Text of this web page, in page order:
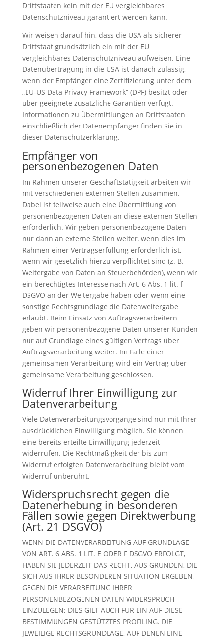
Drittstaaten kein mit der EU vergleichbares
Datenschutzniveau garantiert werden kann.
Wir weisen darauf hin, dass die USA als sicherer
Drittstaat grundsätzlich ein mit der EU
vergleichbares Datenschutzniveau aufweisen. Eine
Datenübertragung in die USA ist danach zulässig,
wenn der Empfänger eine Zertifizierung unter dem
„EU-US Data Privacy Framework“ (DPF) besitzt oder
über geeignete zusätzliche Garantien verfügt.
Informationen zu Übermittlungen an Drittstaaten
einschließlich der Datenempfänger finden Sie in
dieser Datenschutzerklärung.
Empfänger von
personenbezogenen Daten
Im Rahmen unserer Geschäftstätigkeit arbeiten wir
mit verschiedenen externen Stellen zusammen.
Dabei ist teilweise auch eine Übermittlung von
personenbezogenen Daten an diese externen Stellen
erforderlich. Wir geben personenbezogene Daten
nur dann an externe Stellen weiter, wenn dies im
Rahmen einer Vertragserfüllung erforderlich ist,
wenn wir gesetzlich hierzu verpflichtet sind (z. B.
Weitergabe von Daten an Steuerbehörden), wenn wir
ein berechtigtes Interesse nach Art. 6 Abs. 1 lit. f
DSGVO an der Weitergabe haben oder wenn eine
sonstige Rechtsgrundlage die Datenweitergabe
erlaubt. Beim Einsatz von Auftragsverarbeitern
geben wir personenbezogene Daten unserer Kunden
nur auf Grundlage eines gültigen Vertrags über
Auftragsverarbeitung weiter. Im Falle einer
gemeinsamen Verarbeitung wird ein Vertrag über
gemeinsame Verarbeitung geschlossen.
Widerruf Ihrer Einwilligung zur
Datenverarbeitung
Viele Datenverarbeitungsvorgänge sind nur mit Ihrer
ausdrücklichen Einwilligung möglich. Sie können
eine bereits erteilte Einwilligung jederzeit
widerrufen. Die Rechtmäßigkeit der bis zum
Widerruf erfolgten Datenverarbeitung bleibt vom
Widerruf unberührt.
Widerspruchsrecht gegen die
Datenerhebung in besonderen
Fällen sowie gegen Direktwerbung
(Art. 21 DSGVO)
WENN DIE DATENVERARBEITUNG AUF GRUNDLAGE
VON ART. 6 ABS. 1 LIT. E ODER F DSGVO ERFOLGT,
HABEN SIE JEDERZEIT DAS RECHT, AUS GRÜNDEN, DIE
SICH AUS IHRER BESONDEREN SITUATION ERGEBEN,
GEGEN DIE VERARBEITUNG IHRER
PERSONENBEZOGENEN DATEN WIDERSPRUCH
EINZULEGEN; DIES GILT AUCH FÜR EIN AUF DIESE
BESTIMMUNGEN GESTÜTZTES PROFILING. DIE
JEWEILIGE RECHTSGRUNDLAGE, AUF DENEN EINE